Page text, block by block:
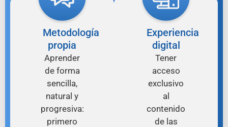
Metodología
propia
Aprender
de forma
sencilla,
natural y
progresiva:
primero
Experiencia
digital
Tener
acceso
exclusivo
al
contenido
de las